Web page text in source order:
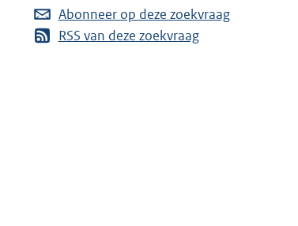
Abonneer op deze zoekvraag
RSS van deze zoekvraag